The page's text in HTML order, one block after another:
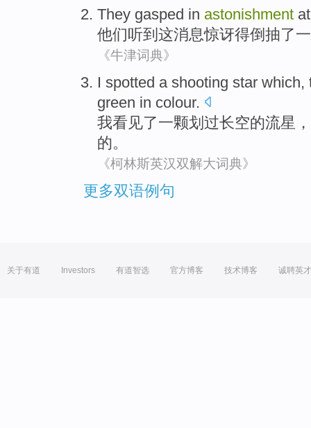
They gasped in astonishment
他们听到 这消息惊讶得倒抽了
《牛津词典》
I spotted a shooting star which,
green in colour.
我看见了一颗划过长空的流星 ，
的。
《柯林斯英汉双解大词典》
更多双语例句
关于有道 Investors 有道智选 官方博客 技术博客 诚聘英才